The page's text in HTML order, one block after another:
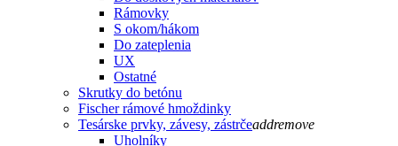
Rámovky
S okom/hákom
Do zateplenia
UX
Ostatné
Skrutky do betónu
Fischer rámové hmoždinky
Tesárske prvky, závesy, zástrčeaddremove
Uholníky